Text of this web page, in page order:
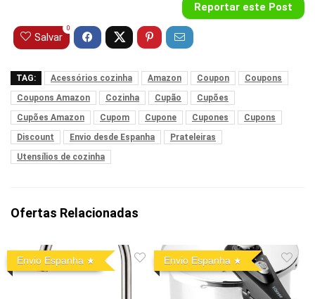
Reportar este Post
Salvar
0
TAG: Acessórios cozinha Amazon Coupon
Coupons
Coupons Amazon
Cozinha Cupão
Cupões
Cupões Amazon
Cupom Cupone Cupones
Cupons
Discount
Envio desde Espanha
Prateleiras
Utensílios de cozinha
Ofertas Relacionadas
Envio Espanha Envio Espanha